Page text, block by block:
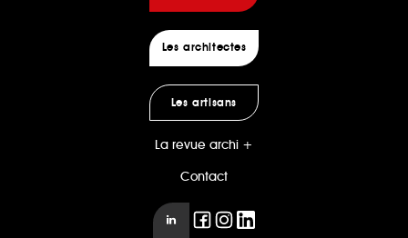
Les architectes
Les artisans
La revue archi +
Contact